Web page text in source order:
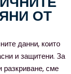
ОТ
данни, които
и защитени. За
разкриване, сме